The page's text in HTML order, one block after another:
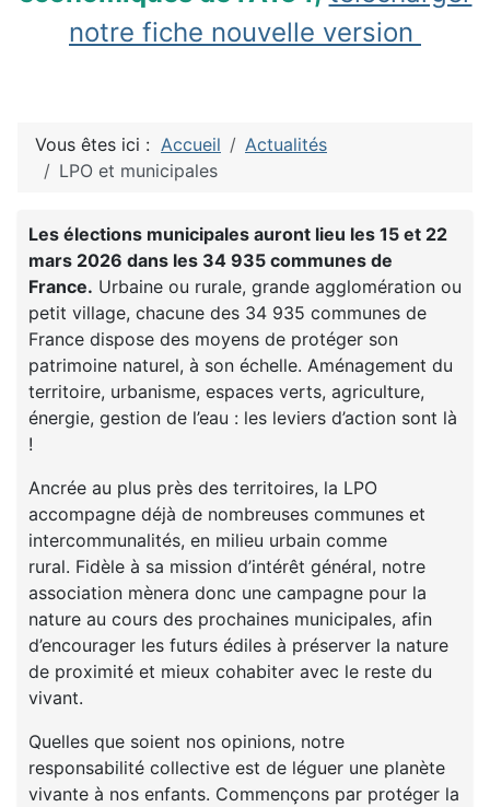
notre fiche nouvelle version
Vous êtes ici : Accueil
Actualités
LPO et municipales
Les élections municipales auront lieu les 15 et 22
mars 2026 dans les 34 935 communes de
France. Urbaine ou rurale, grande agglomération ou
petit village, chacune des 34 935 communes de
France dispose des moyens de protéger son
patrimoine naturel, à son échelle. Aménagement du
territoire, urbanisme, espaces verts, agriculture,
énergie, gestion de l’eau : les leviers d’action sont là
!
Ancrée au plus près des territoires, la LPO
accompagne déjà de nombreuses communes et
intercommunalités, en milieu urbain comme
rural. Fidèle à sa mission d’intérêt général, notre
association mènera donc une campagne pour la
nature au cours des prochaines municipales, afin
d’encourager les futurs édiles à préserver la nature
de proximité et mieux cohabiter avec le reste du
vivant.
Quelles que soient nos opinions, notre
responsabilité collective est de léguer une planète
vivante à nos enfants. Commençons par protéger la